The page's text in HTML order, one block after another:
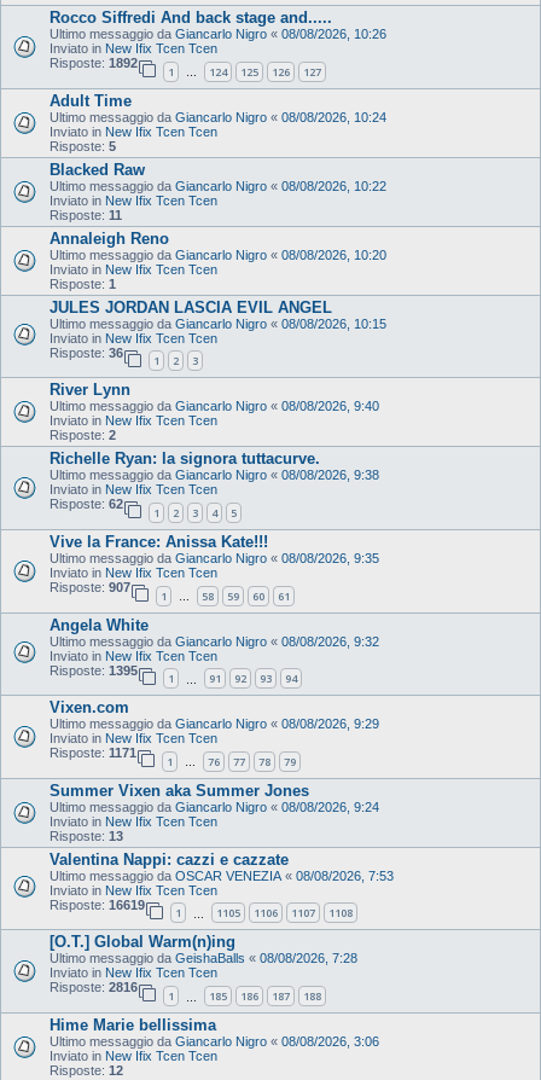
Rocco Siffredi And back stage and.....
Ultimo messaggio da Giancarlo Nigro « 08/08/2026, 10:26
Inviato in New Ifix Tcen Tcen
Risposte: 1892
1 … 124 125 126 127
Adult Time
Ultimo messaggio da Giancarlo Nigro « 08/08/2026, 10:24
Inviato in New Ifix Tcen Tcen
Risposte: 5
Blacked Raw
Ultimo messaggio da Giancarlo Nigro « 08/08/2026, 10:22
Inviato in New Ifix Tcen Tcen
Risposte: 11
Annaleigh Reno
Ultimo messaggio da Giancarlo Nigro « 08/08/2026, 10:20
Inviato in New Ifix Tcen Tcen
Risposte: 1
JULES JORDAN LASCIA EVIL ANGEL
Ultimo messaggio da Giancarlo Nigro « 08/08/2026, 10:15
Inviato in New Ifix Tcen Tcen
Risposte: 36
1 2 3
River Lynn
Ultimo messaggio da Giancarlo Nigro « 08/08/2026, 9:40
Inviato in New Ifix Tcen Tcen
Risposte: 2
Richelle Ryan: la signora tuttacurve.
Ultimo messaggio da Giancarlo Nigro « 08/08/2026, 9:38
Inviato in New Ifix Tcen Tcen
Risposte: 62
1 2 3 4 5
Vive la France: Anissa Kate!!!
Ultimo messaggio da Giancarlo Nigro « 08/08/2026, 9:35
Inviato in New Ifix Tcen Tcen
Risposte: 907
1 58 59 60 61
Angela White
Ultimo messaggio da Giancarlo Nigro « 08/08/2026, 9:32
Inviato in New Ifix Tcen Tcen
Risposte: 1395
1 91 92 93 94
Vixen.com
Ultimo messaggio da Giancarlo Nigro « 08/08/2026, 9:29
Inviato in New Ifix Tcen Tcen
Risposte: 1171
1 … 76 77 78 79
Summer Vixen aka Summer Jones
Ultimo messaggio da Giancarlo Nigro « 08/08/2026, 9:24
Inviato in New Ifix Tcen Tcen
Risposte: 13
Valentina Nappi: cazzi e cazzate
Ultimo messaggio da OSCAR VENEZIA « 08/08/2026, 7:53
Inviato in New Ifix Tcen Tcen
Risposte: 16619
1 1105 1106 1107 1108
[O.T.] Global Warm(n)ing
Ultimo messaggio da GeishaBalls « 08/08/2026, 7:28
Inviato in New Ifix Tcen Tcen
Risposte: 2816
1 185 186 187 188
Hime Marie bellissima
Ultimo messaggio da Giancarlo Nigro « 08/08/2026, 3:06
Inviato in New Ifix Tcen Tcen
Risposte: 12